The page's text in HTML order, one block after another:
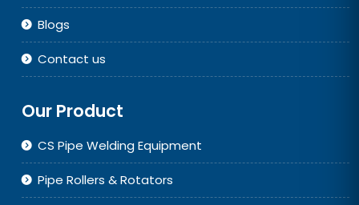
Blogs
Contact us
Our Product
CS Pipe Welding Equipment
Pipe Rollers & Rotators